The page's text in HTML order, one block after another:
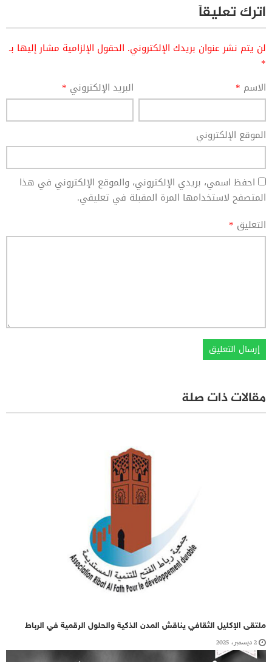
اترك تعليقاً
لن يتم نشر عنوان بريدك الإلكتروني. الحقول الإلزامية مشار إليها بـ
*
الاسم * البريد الإلكتروني *
الموقع الإلكتروني
احفظ اسمي، بريدي الإلكتروني، والموقع الإلكتروني في هذا
المتصفح لاستخدامها المرة المقبلة في تعليقي.
التعليق *
مقالات ذات صلة
ملتقى الإكليل الثقافي يناقش المدن الذكية والحلول الرقمية في الرباط
2 ديسمبر، 2025